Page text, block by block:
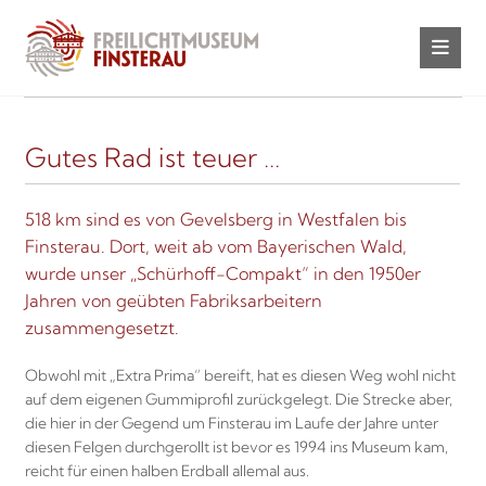
Gutes Rad ist teuer …
518 km sind es von Gevelsberg in Westfalen bis
Finsterau. Dort, weit ab vom Bayerischen Wald,
wurde unser „Schürhoff-Compakt“ in den 1950er
Jahren von geübten Fabriksarbeitern
zusammengesetzt.
Obwohl mit „Extra Prima“ bereift, hat es diesen Weg wohl nicht
auf dem eigenen Gummiprofil zurückgelegt. Die Strecke aber,
die hier in der Gegend um Finsterau im Laufe der Jahre unter
diesen Felgen durchgerollt ist bevor es 1994 ins Museum kam,
reicht für einen halben Erdball allemal aus.